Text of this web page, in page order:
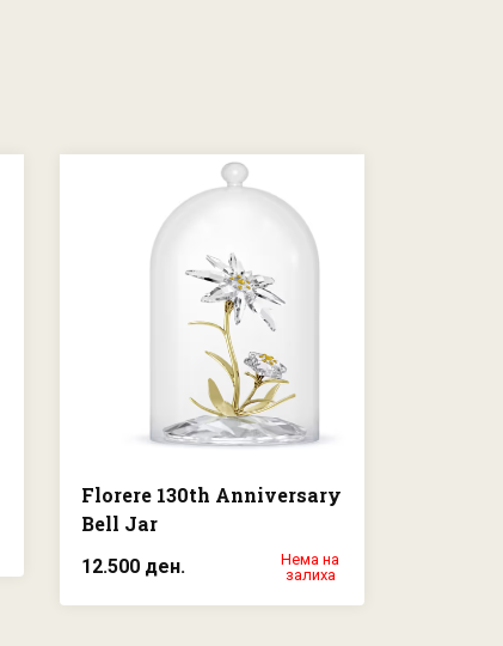
Florere 130th Anniversary
Bell Jar
12.500 ден.
Нема на
залиха